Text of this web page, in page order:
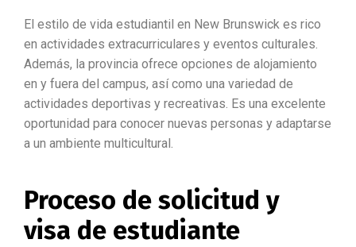
El estilo de vida estudiantil en New Brunswick es rico
en actividades extracurriculares y eventos culturales.
Además, la provincia ofrece opciones de alojamiento
en y fuera del campus, así como una variedad de
actividades deportivas y recreativas. Es una excelente
oportunidad para conocer nuevas personas y adaptarse
a un ambiente multicultural.
Proceso de solicitud y
visa de estudiante